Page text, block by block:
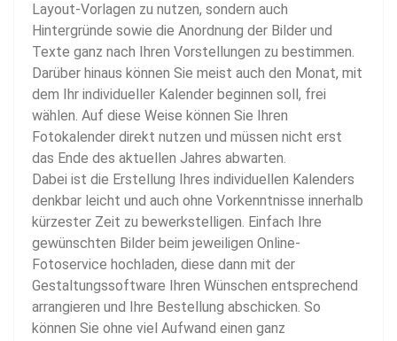
Layout-Vorlagen zu nutzen, sondern auch
Hintergründe sowie die Anordnung der Bilder und
Texte ganz nach Ihren Vorstellungen zu bestimmen.
Darüber hinaus können Sie meist auch den Monat, mit
dem Ihr individueller Kalender beginnen soll, frei
wählen. Auf diese Weise können Sie Ihren
Fotokalender direkt nutzen und müssen nicht erst
das Ende des aktuellen Jahres abwarten.
Dabei ist die Erstellung Ihres individuellen Kalenders
denkbar leicht und auch ohne Vorkenntnisse innerhalb
kürzester Zeit zu bewerkstelligen. Einfach Ihre
gewünschten Bilder beim jeweiligen Online-
Fotoservice hochladen, diese dann mit der
Gestaltungssoftware Ihren Wünschen entsprechend
arrangieren und Ihre Bestellung abschicken. So
können Sie ohne viel Aufwand einen ganz